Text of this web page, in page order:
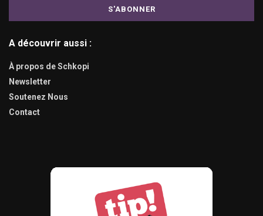
A découvrir aussi :
À propos de Schkopi
Newsletter
Soutenez Nous
Contact